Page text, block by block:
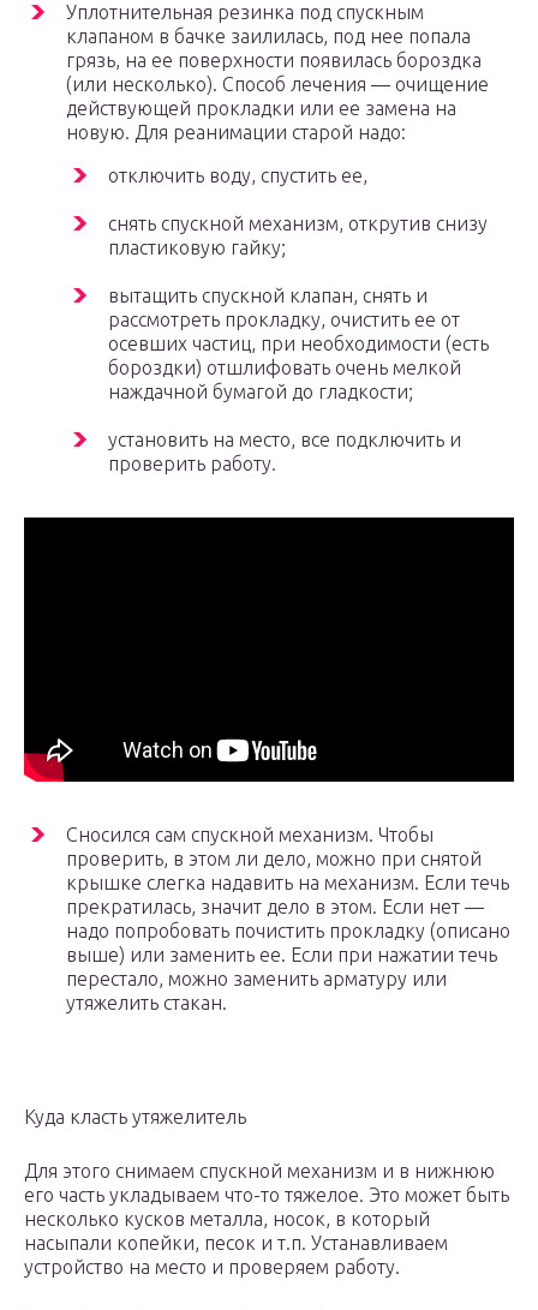
Уплотнительная резинка под спускным
клапаном в бачке заилилась, под нее попала
грязь, на ее поверхности появилась бороздка
(или несколько). Способ лечения — очищение
действующей прокладки или ее замена на
новую. Для реанимации старой надо:
отключить воду, спустить ее,
снять спускной механизм, открутив снизу
пластиковую гайку;
вытащить спускной клапан, снять и
рассмотреть прокладку, очистить ее от
осевших частиц, при необходимости (есть
бороздки) отшлифовать очень мелкой
наждачной бумагой до гладкости;
установить на место, все подключить и
проверить работу.
Сносился сам спускной механизм. Чтобы
проверить, в этом ли дело, можно при снятой
крышке слегка надавить на механизм. Если течь
прекратилась, значит дело в этом. Если нет —
надо попробовать почистить прокладку (описано
выше) или заменить ее. Если при нажатии течь
перестало, можно заменить арматуру или
утяжелить стакан.
Куда класть утяжелитель
Для этого снимаем спускной механизм и в нижнюю
его часть укладываем что-то тяжелое. Это может быть
несколько кусков металла, носок, в который
насыпали копейки, песок и т.п. Устанавливаем
устройство на место и проверяем работу.